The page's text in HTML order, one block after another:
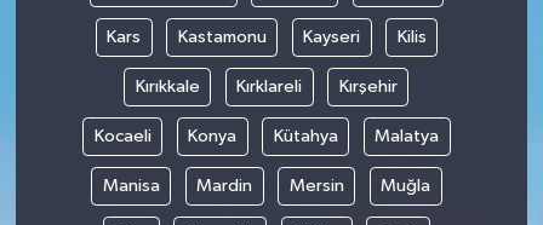
Kars Kastamonu Kayseri Kilis
Kırıkkale Kırklareli Kırşehir
Kocaeli Konya Kütahya Malatya
Manisa Mardin Mersin Muğla